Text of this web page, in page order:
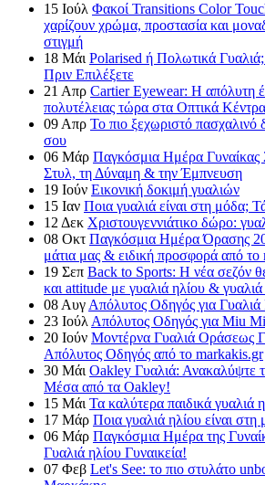
15 Ιούλ Φακοί Transitions Color
χαρίζουν χρώμα, προστασία και
στιγμή
18 ΜάιPolarised ή Πολωτικά
Πριν Επιλέξετε
21 Απρ Cartier Eyewear: Η απόλυτη
πολυτέλειας τώρα στα Οπτικά
09Απρ Το πιο ξεχωριστό πασχαλινό
σου
06 Μάρ Παγκόσμια Ημέρα Γυναίκας
Στυλ, τη Δύναμη & την Έμπνευση
19 Ιούν Εικονική δοκιμή γυαλιών
15 Ιαν Ποια γυαλιά είναι στη μόδα;
12Δεκ Χριστουγεννιάτικο δώρο:
08 Οκτ Παγκόσμια Ημέρα Όρασης
μάτια μας & ειδική προσφορά από
19 Σεπ Back to Sports: Η νέα σεζόν
και attitude με γυαλιά ηλίου &
08ΑυγΑπόλυτος Οδηγός για
23 ΙούλΑπόλυτος Οδηγός για Miu
20 Ιούν Μοντέρνα Γυαλιά Οράσεως
Απόλυτος Οδηγός από το markakis.gr
30 ΜάιOakley Γυαλιά: Ανακαλύψτε
Μέσα από τα Oakley!
15 ΜάιΤα καλύτερα παιδικά γυαλιά
17 Μάρ Ποια γυαλιά ηλίου είναι
06 Μάρ Παγκόσμια Ημέρα της
Γυαλιά ηλίου Γυναικεία!
07 Φεβ Let's See: το πιο στυλάτο